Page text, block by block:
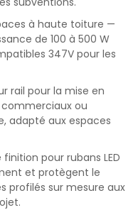
à haute toiture —
de 100 à 500 W
347V pour les
rail pour la mise en
ou
adapté aux espaces
pour rubans LED
et protègent le
profilés sur mesure aux